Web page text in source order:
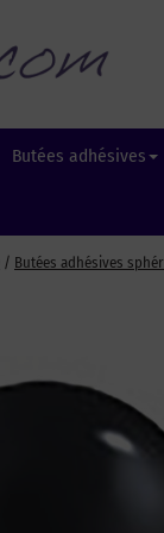
Butées adhésives
/ Butées adhésives